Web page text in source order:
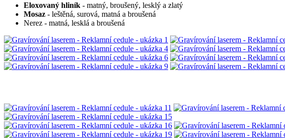
Eloxovaný hliník - matný, broušený, lesklý a zlatý
Mosaz - leštěná, surová, matná a broušená
Nerez - matná, lesklá a broušená